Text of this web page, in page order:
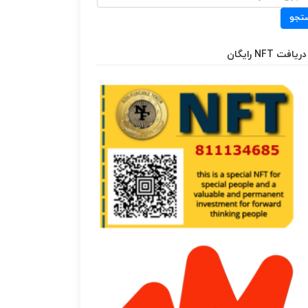
دریافت NFT رایگان